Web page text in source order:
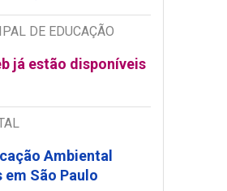
DE EDUCAÇÃO
já estão disponíveis
Ambiental
São Paulo